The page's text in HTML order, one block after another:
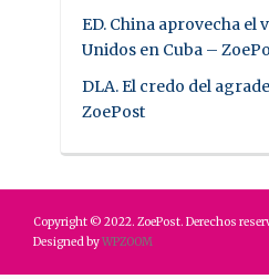
ED. China aprovecha el
Unidos en Cuba –
DLA. El credo del
ZoePost
Copyright © 2022. ZoePost. Derechos
Designed byWPZOOM